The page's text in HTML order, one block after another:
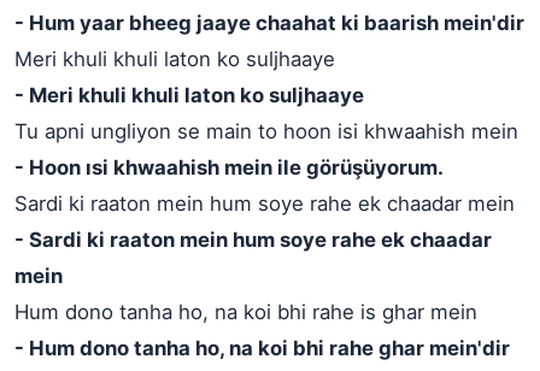
- Hum yaar bheeg jaaye chaahat ki baarish mein'dir
Meri khuli khuli laton ko suljhaaye
- Meri khuli khuli laton ko suljhaaye
Tu apni ungliyon se main to hoon isi khwaahish mein
- Hoon ısi khwaahish mein ile görüşüyorum.
Sardi ki raaton mein hum soye rahe ek chaadar mein
- Sardi ki raaton mein hum soye rahe ek chaadar
mein
Hum dono tanha ho, na koi bhi rahe is ghar mein
- Hum dono tanha ho, na koi bhi rahe ghar mein'dir